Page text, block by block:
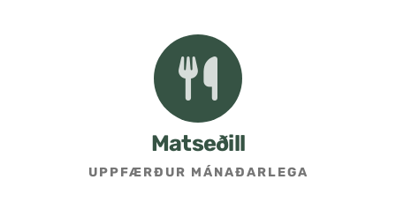
Matseðill
UPPFÆRÐUR MÁNAÐARLEGA